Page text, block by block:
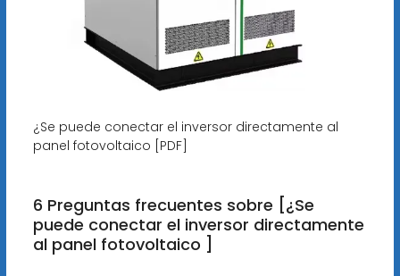
¿Se puede conectar el inversor directamente al
panel fotovoltaico [PDF]
6 Preguntas frecuentes sobre [¿Se
puede conectar el inversor directamente
al panel fotovoltaico ]